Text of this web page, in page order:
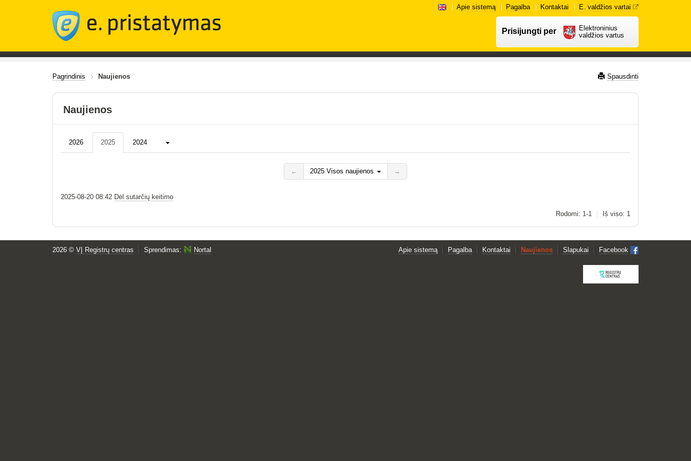
Apie sistemą Pagalba Kontaktai E. valdžios vartai
Prisijungti per
Elektroninius
valdžios vartus
Pagrindinis Naujienos Spausdinti
Naujienos
2026 2025 2024 Daugiau...
← 2025 Visos naujienos →
2025-08-20 08:42 Dėl sutarčių keitimo
Rodomi: 1-1 Iš viso: 1
Apie sistemą Pagalba Kontaktai Naujienos Slapukai Facebook
2026 © VĮ Registrų centras Sprendimas: Nortal